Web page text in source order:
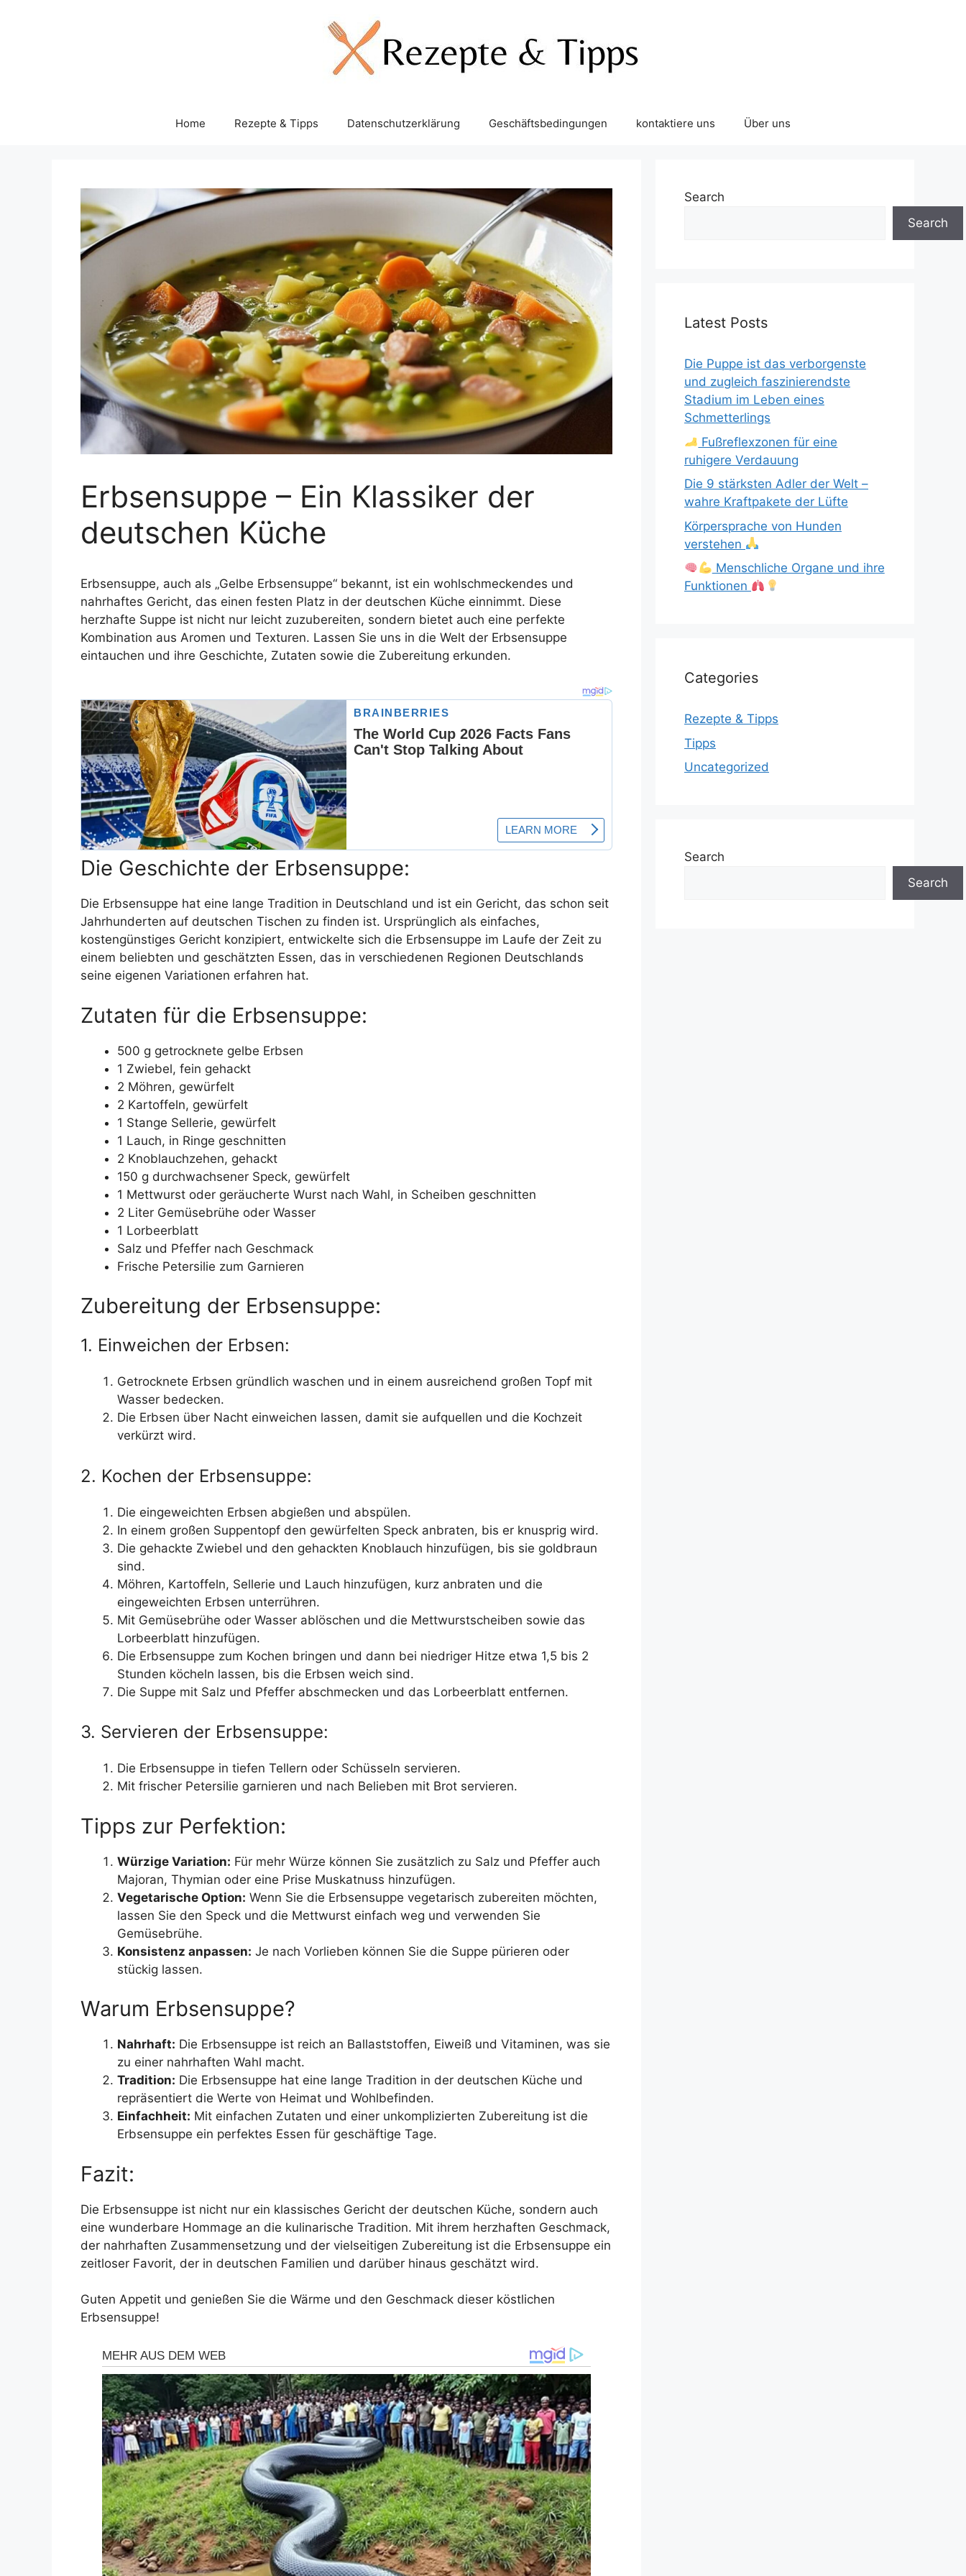
Home Rezepte & Tipps Datenschutzerklärung Geschäftsbedingungen kontaktiere uns Über uns
Erbsensuppe – Ein Klassiker der
deutschen Küche
Erbsensuppe, auch als „Gelbe Erbsensuppe“ bekannt, ist ein wohlschmeckendes und
nahrhaftes Gericht, das einen festen Platz in der deutschen Küche einnimmt. Diese
herzhafte Suppe ist nicht nur leicht zuzubereiten, sondern bietet auch eine perfekte
Kombination aus Aromen und Texturen. Lassen Sie uns in die Welt der Erbsensuppe
eintauchen und ihre Geschichte, Zutaten sowie die Zubereitung erkunden.
Die Geschichte der Erbsensuppe:
Die Erbsensuppe hat eine lange Tradition in Deutschland und ist ein Gericht, das schon seit
Jahrhunderten auf deutschen Tischen zu finden ist. Ursprünglich als einfaches,
kostengünstiges Gericht konzipiert, entwickelte sich die Erbsensuppe im Laufe der Zeit zu
einem beliebten und geschätzten Essen, das in verschiedenen Regionen Deutschlands
seine eigenen Variationen erfahren hat.
Zutaten für die Erbsensuppe:
500 g getrocknete gelbe Erbsen
1 Zwiebel, fein gehackt
2 Möhren, gewürfelt
2 Kartoffeln, gewürfelt
1 Stange Sellerie, gewürfelt
1 Lauch, in Ringe geschnitten
2 Knoblauchzehen, gehackt
150 g durchwachsener Speck, gewürfelt
1 Mettwurst oder geräucherte Wurst nach Wahl, in Scheiben geschnitten
2 Liter Gemüsebrühe oder Wasser
1 Lorbeerblatt
Salz und Pfeffer nach Geschmack
Frische Petersilie zum Garnieren
Zubereitung der Erbsensuppe:
1. Einweichen der Erbsen:
Getrocknete Erbsen gründlich waschen und in einem ausreichend großen Topf mit
Wasser bedecken.
Die Erbsen über Nacht einweichen lassen, damit sie aufquellen und die Kochzeit
verkürzt wird.
2. Kochen der Erbsensuppe:
Die eingeweichten Erbsen abgießen und abspülen.
In einem großen Suppentopf den gewürfelten Speck anbraten, bis er knusprig wird.
Die gehackte Zwiebel und den gehackten Knoblauch hinzufügen, bis sie goldbraun
sind.
Möhren, Kartoffeln, Sellerie und Lauch hinzufügen, kurz anbraten und die
eingeweichten Erbsen unterrühren.
Mit Gemüsebrühe oder Wasser ablöschen und die Mettwurstscheiben sowie das
Lorbeerblatt hinzufügen.
Die Erbsensuppe zum Kochen bringen und dann bei niedriger Hitze etwa 1,5 bis 2
Stunden köcheln lassen, bis die Erbsen weich sind.
Die Suppe mit Salz und Pfeffer abschmecken und das Lorbeerblatt entfernen.
3. Servieren der Erbsensuppe:
Die Erbsensuppe in tiefen Tellern oder Schüsseln servieren.
Mit frischer Petersilie garnieren und nach Belieben mit Brot servieren.
Tipps zur Perfektion:
Würzige Variation: Für mehr Würze können Sie zusätzlich zu Salz und Pfeffer auch
Majoran, Thymian oder eine Prise Muskatnuss hinzufügen.
Vegetarische Option: Wenn Sie die Erbsensuppe vegetarisch zubereiten möchten,
lassen Sie den Speck und die Mettwurst einfach weg und verwenden Sie
Gemüsebrühe.
Konsistenz anpassen: Je nach Vorlieben können Sie die Suppe pürieren oder
stückig lassen.
Warum Erbsensuppe?
Nahrhaft: Die Erbsensuppe ist reich an Ballaststoffen, Eiweiß und Vitaminen, was sie
zu einer nahrhaften Wahl macht.
Tradition: Die Erbsensuppe hat eine lange Tradition in der deutschen Küche und
repräsentiert die Werte von Heimat und Wohlbefinden.
Einfachheit: Mit einfachen Zutaten und einer unkomplizierten Zubereitung ist die
Erbsensuppe ein perfektes Essen für geschäftige Tage.
Fazit:
Die Erbsensuppe ist nicht nur ein klassisches Gericht der deutschen Küche, sondern auch
eine wunderbare Hommage an die kulinarische Tradition. Mit ihrem herzhaften Geschmack,
der nahrhaften Zusammensetzung und der vielseitigen Zubereitung ist die Erbsensuppe ein
zeitloser Favorit, der in deutschen Familien und darüber hinaus geschätzt wird.
Guten Appetit und genießen Sie die Wärme und den Geschmack dieser köstlichen
Erbsensuppe!
Search
Search
Latest Posts
Die Puppe ist das verborgenste
und zugleich faszinierendste
Stadium im Leben eines
Schmetterlings
Fußreflexzonen für eine
ruhigere Verdauung
Die 9 stärksten Adler der Welt –
wahre Kraftpakete der Lüfte
Körpersprache von Hunden
verstehen
Menschliche Organe und ihre
Funktionen
Categories
Rezepte & Tipps
Tipps
Uncategorized
Search
Search